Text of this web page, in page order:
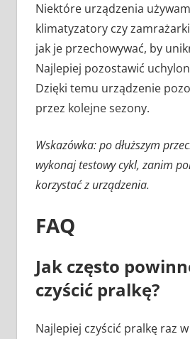
Niektóre urządzenia
klimatyzatory czy
jak je przechowywać, by
Najlepiej pozostawić
Dzięki temu urządzenie
przez kolejne sezony.
Wskazówka: po dłuższym
wykonaj testowy cykl, zanim
korzystać z urządzenia.
FAQ
Jak często
czyścić pralkę?
Najlepiej czyścić pralkę raz